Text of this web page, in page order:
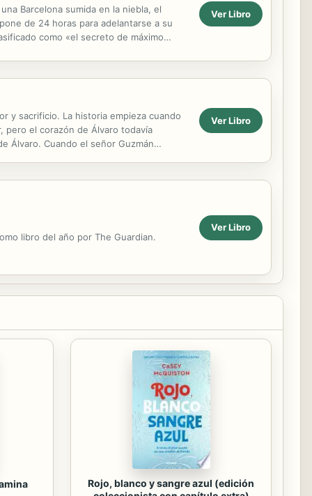
Barcelona sumida en la niebla, el
de 24 horas para adelantarse a su
como «el secreto de máximo
Ver Libro
y sacrificio. La historia empieza cuando
pero el corazón de Álvaro todavía
Álvaro. Cuando el señor Guzmán
Ver Libro
libro del año por The Guardian.
Ver Libro
Rojo, blanco y sangre azul (edición